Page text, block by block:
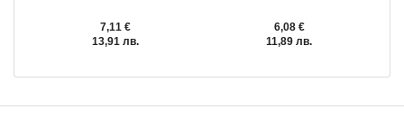
7,11 €
13,91 лв.
6,08 €
11,89 лв.